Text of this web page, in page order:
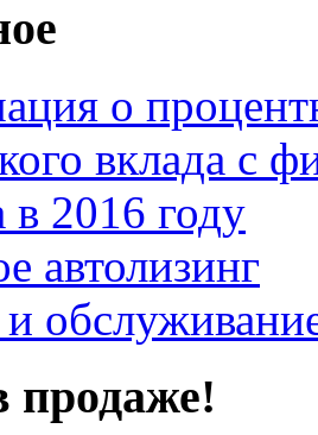
о
вклада с
в 2016 году
автолизинг